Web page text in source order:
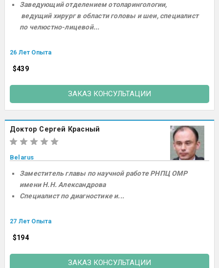
Заведующий отделением отоларингологии,
ведущий хирург в области головы и шеи, специалист
по челюстно-лицевой...
26 Лет Опыта
$439
ЗАКАЗ КОНСУЛЬТАЦИИ
Доктор Сергей Красный
Belarus
Заместитель главы по научной работе РНПЦ ОМР
имени Н.Н. Александрова
Специалист по диагностике и...
27 Лет Опыта
$194
ЗАКАЗ КОНСУЛЬТАЦИИ